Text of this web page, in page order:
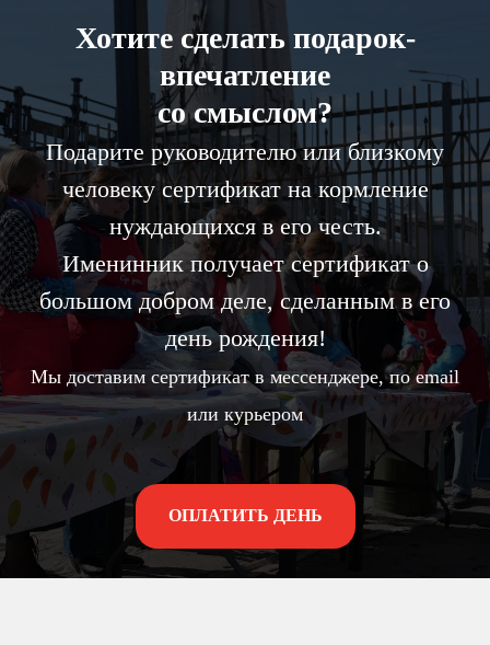
Хотите сделать подарок-
впечатление
со смыслом?
Подарите руководителю или близкому
человеку сертификат на кормление
нуждающихся в его честь.
Именинник получает сертификат о
большом добром деле, сделанным в его
день рождения!
Мы доставим сертификат в мессенджере, по email
или курьером
ОПЛАТИТЬ ДЕНЬ